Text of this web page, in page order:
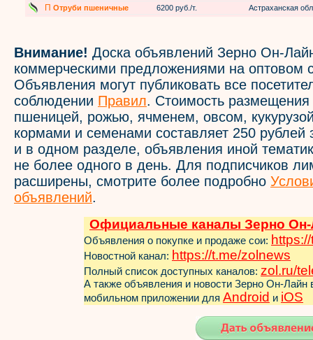
П Отруби пшеничные 6200 руб./т. Астраханская
Внимание! Доска объявлений Зерно Он-
коммерческими предложениями на оптовом
Объявления могут публиковать все
соблюдении Правил. Стоимость
пшеницей, рожью, ячменем, овсом,
кормами и семенами составляет 250 рублей
и в одном разделе, объявления иной
не более одного в день. Для подписчиков
расширены, смотрите более подробно
объявлений.
Официальные каналы Зерно Он-
Объявления о покупке и продаже сои:
Новостной канал: https://t.me/zol news
Полный список доступных каналов: zol.ru/
А также объявления и новости Зерно Он-Лайн
мобильном приложении для Android и iOS